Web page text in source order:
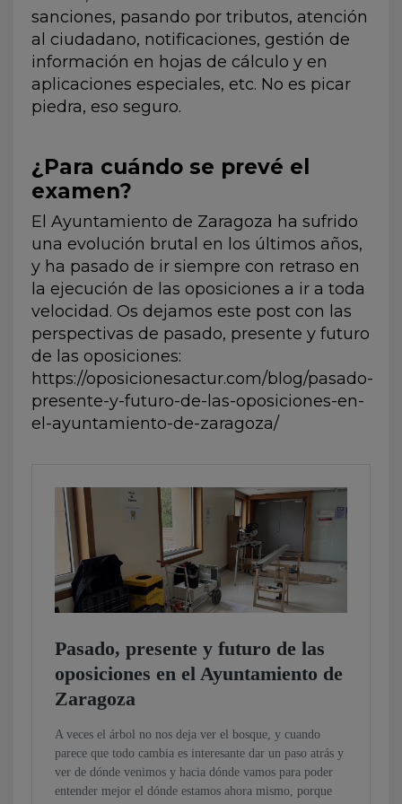
sanciones, pasando por tributos, atención
al ciudadano, notificaciones, gestión de
información en hojas de cálculo y en
aplicaciones especiales, etc. No es picar
piedra, eso seguro.
¿Para cuándo se prevé el
examen?
El Ayuntamiento de Zaragoza ha sufrido
una evolución brutal en los últimos años,
y ha pasado de ir siempre con retraso en
la ejecución de las oposiciones a ir a toda
velocidad. Os dejamos este post con las
perspectivas de pasado, presente y futuro
de las oposiciones:
https://oposicionesactur.com/blog/pasado-
presente-y-futuro-de-las-oposiciones-en-
el-ayuntamiento-de-zaragoza/